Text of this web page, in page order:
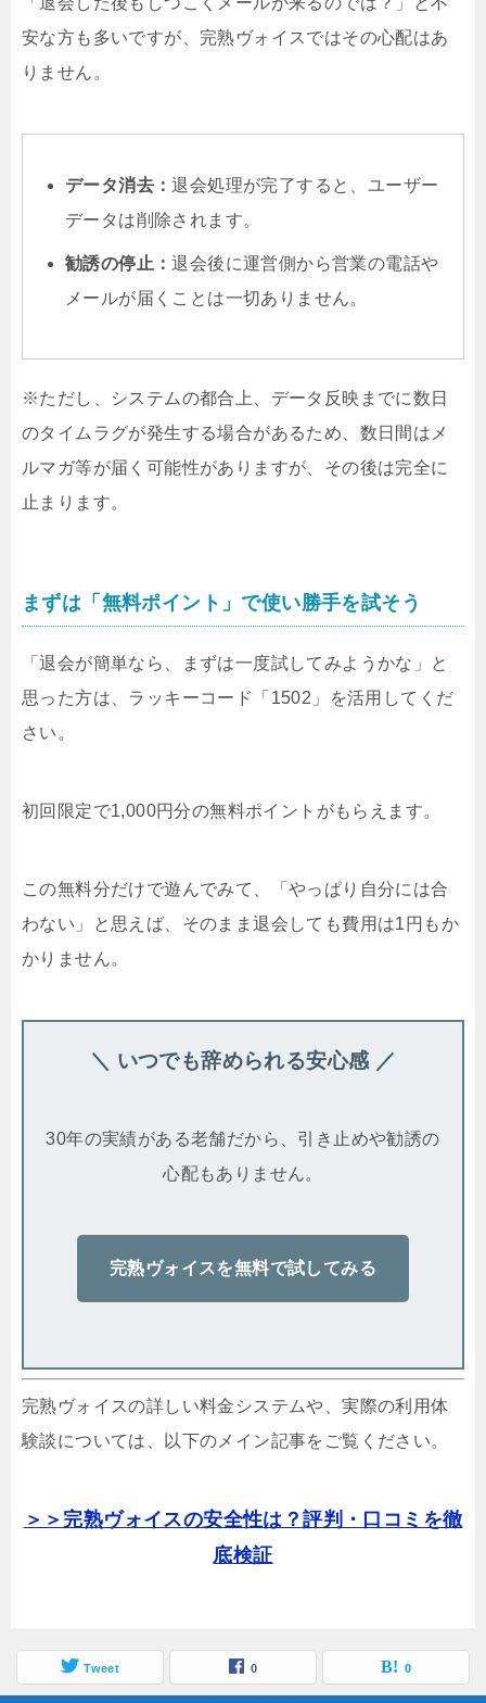
安な方も多いですが、完熟ヴォイスではその心配はあ
りません。
データ消去：退会処理が完了すると、ユーザー
データは削除されます。
勧誘の停止：退会後に運営側から営業の電話や
メールが届くことは一切ありません。
※ただし、システムの都合上、データ反映までに数日
のタイムラグが発生する場合があるため、数日間はメ
ルマガ等が届く可能性がありますが、その後は完全に
止まります。
まずは「無料ポイント」で使い勝手を試そう
「退会が簡単なら、まずは一度試してみようかな」と
思った方は、ラッキーコード「1502」を活用してくだ
さい。
初回限定で1,000円分の無料ポイントがもらえます。
この無料分だけで遊んでみて、「やっぱり自分には合
わない」と思えば、そのまま退会しても費用は1円もか
かりません。
＼ いつでも辞められる安心感 ／
30年の実績がある老舗だから、引き止めや勧誘の
心配もありません。
完熟ヴォイスを無料で試してみる
完熟ヴォイスの詳しい料金システムや、実際の利用体
験談については、以下のメイン記事をご覧ください。
＞＞完熟ヴォイスの安全性は？評判・口コミを徹
底検証
Tweet 0 0